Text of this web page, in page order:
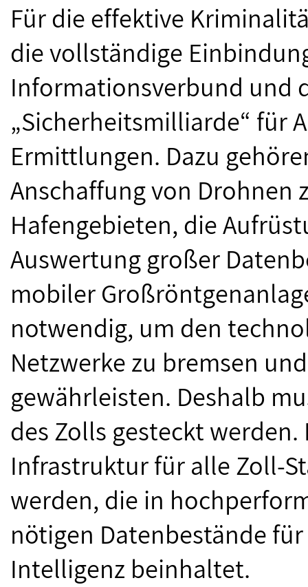
Für die effektive
die vollständige
Informationsverbund und
„Sicherheitsmilliarde“ für
Ermittlungen. Dazu
Anschaffung von Drohnen
Hafengebieten, die
Auswertung großer
mobiler
notwendig, um den
Netzwerke zu bremsen
gewährleisten. Deshalb
des Zolls gesteckt
Infrastruktur für alle Zoll-
werden, die in
nötigen Datenbestände
Intelligenz beinhaltet.